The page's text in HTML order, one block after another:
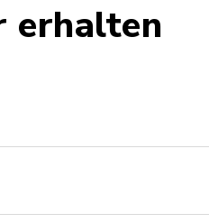
erhalten